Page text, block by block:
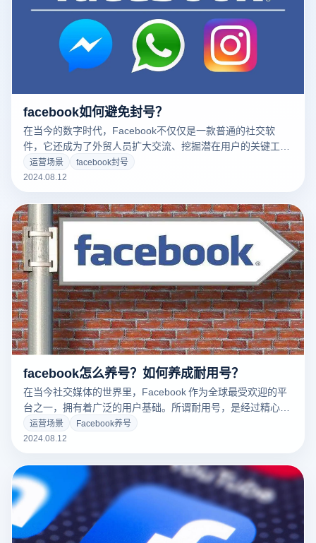
facebook如何避免封号？
在当今的数字时代，Facebook不仅仅是一款普通的社交软
件，它还成为了外贸人员扩大交流、挖掘潜在用户的关键工
具。然而，如果操作不当，Facebook账户可能会面临被封的
风险。了解Facebook账户被封的原因，并采取有效措施防止
这一问题的发生，是每位用户都需要掌握的技能。本文将探讨
导致Facebook账户被封的主要原因，并提供一些实用的防范
和上诉方法，帮助您更好地管理和维护您的Facebook账户。
运营场景
facebook封号
2024.08.12
facebook怎么养号？如何养成耐用号？
在当今社交媒体的世界里，Facebook 作为全球最受欢迎的平
台之一，拥有着广泛的用户基础。所谓耐用号，是经过精心管
理的 Facebook 账户，它能够长期保持活跃状态，并且不易被
封禁。掌握如何正确地“养号”是确保账户健康运行和实现最佳
号，避免被封禁的风险，以及提高账户活跃度的实用技巧。
运营场景
Facebook养号
2024.08.12